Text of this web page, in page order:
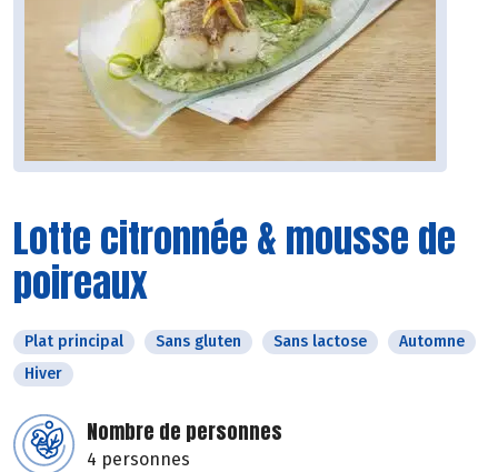
Lotte citronnée & mousse de
poireaux
Plat principal Sans gluten Sans lactose
Automne
Hiver
Nombre de personnes
4 personnes